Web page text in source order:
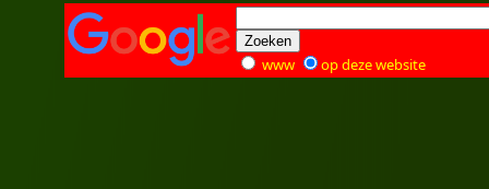
www op deze website